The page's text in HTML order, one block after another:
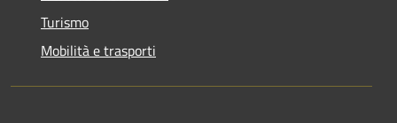
Turismo
Mobilità e trasporti